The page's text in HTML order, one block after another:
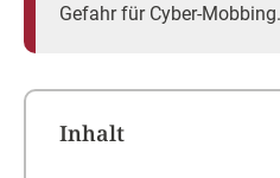
Gefahr für Cyber-Mobbing.
Inhalt